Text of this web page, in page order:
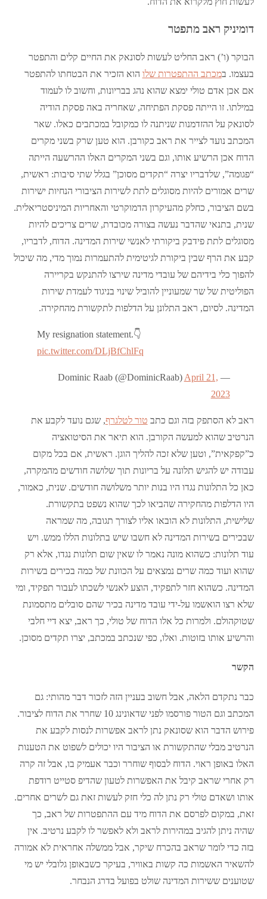
דומיניק ראב מתפטר
הבוקר (ו’) ראב החליט לעשות לסונאק את החיים קלים והתפטר
בעצמו. במכתב ההתפטרות שלו הוא הזכיר את הבטחתו להתפטר
אם אכן אדם טולי ימצא שהוא נהג בבריונות, וחשוב לו לעמוד
במילתו. זו הייתה פסקת הפתיחה, שאחריה באה פסקת הודיה
לסונאק על ההזדמנות שניתנה לו כמקובל במכתבים כאלו. שאר
המכתב נועד לצייר את ראב כקורבן. הוא טען שרק בשני מקרים
הדוח אכן הרשיע אותו, וגם בשני המקרים האלו ההרשעה הייתה
“פגומה”, שלדבריו יצרה “תקדים מסוכן” בגלל שתי סיבות: ראשית,
שרים אמורים להיות מסוגלים לתת לשירות הציבורי הנחיות ישירות
בשם הציבור, כחלק מהעיקרון הדמוקרטי והאחריות המיניסטריאלית.
שנית, בתנאי שהדבר נעשה בצורה מכובדת, שרים צריכים להיות
מסוגלים לתת פידבק ביקורתי לאנשי שירות המדינה. הדוח, לדבריו,
קבע את הרף שבין ביקורת לגיטימית להתעמרות נמוך מדי, מה שיכול
להפוך כלי בידיהם של עובדי מדינה שירצו להתנקש בקריירה
הפוליטית של שר שמעוניין להוביל שינוי בניגוד לעמדת שירות
המדינה. לסיום, ראב התלונן על הדלפות לתקשורת מהחקירה.
My resignation statement.👇
pic.twitter.com/DLjBfChlFq
— Dominic Raab (@DominicRaab)
April 21,
2023
ראב לא הסתפק בזה וגם כתב טור לטלגרף, שגם נועד לקבע את
הנרטיב שהוא למעשה הקורבן. הוא תיאר את הסיטואציה
כ”קפקאית”, וטען שלא זכה להליך הוגן. ראשית, אם בכל מקום
עבודה יש להגיש תלונה על בריונות תוך שלושה חודשים מהמקרה,
כאן כל התלונות נגדו היו בנות יותר משלושה חודשים. שנית, כאמור,
היו הדלפות מהחקירה שהביאו לכך שהוא נשפט בתקשורת.
שלישית, התלונות לא הובאו אליו לצורך תגובה, מה שמראה
שבכירים בשירות המדינה לא חשבו שיש בתלונות הללו ממש. ויש
עוד תלונות: כשהוא מונה נאמר לו שאין שום תלונות נגדו, אלא רק
שהוא ועוד כמה שרים נמצאים על הכוונת של כמה בכירים בשירות
המדינה. כשהוא חזר לתפקיד, הוצע לאנשי לשכתו לעבור תפקיד, ומי
שלא רצו הואשמו על-ידי עובד מדינה בכיר שהם סובלים מתסמונת
שטוקהולם. ולמרות כל אלו הדוח של טולי, כך ראב, יצא דיי חלבי
והרשיע אותו בזוטות. ואלו, כפי שנכתב במכתב, יצרו תקדים מסוכן.
הקשר
כבר נתקדם הלאה, אבל חשוב בעניין הזה לזכור דבר מהותי: גם
המכתב וגם הטור פורסמו לפני שדאונינג 10 שחרר את הדוח לציבור.
פירוש הדבר הוא שסונאק נתן לראב אפשרות לנסות לקבע את
הנרטיב מבלי שהתקשורת או הציבור היו יכולים לשפוט את הטענות
האלו באופן ראוי. הדוח לבסוף שוחרר וכבר אעמיק בו, אבל זה קרה
רק אחרי שראב קיבל את האפשרות לטעון שהדיפ סטייט רודפת
אותו ושאדם טולי רק נתן לה כלי חזק לעשות זאת גם לשרים אחרים.
זאת, במקום לפרסם את הדוח מיד עם ההתפטרות של ראב, כך
שהיה ניתן להגיב במהירות לראב ולא לאפשר לו לקבע נרטיב. אין
בזה כדי לומר שראב בהכרח שיקר, אבל ממשלה אחראית לא אמורה
להשאיר האשמות כה קשות באוויר, בעיקר כשבאופן גלובלי יש מי
שטוענים ששירות המדינה שולט בפועל בדרג הנבחר.